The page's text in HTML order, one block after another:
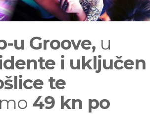
u Groove, u
i uključen
te
49 kn po